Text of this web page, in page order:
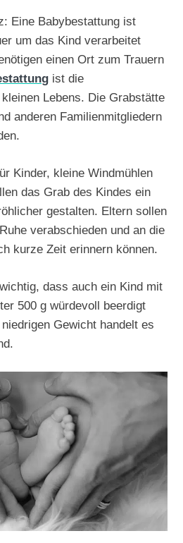
Eine Babybestattung ist
um das Kind verarbeitet
einen Ort zum Trauern
ist die
Lebens. Die Grabstätte
anderen Familienmitgliedern
Kinder, kleine Windmühlen
das Grab des Kindes ein
gestalten. Eltern sollen
verabschieden und an die
kurze Zeit erinnern können.
dass auch ein Kind mit
500 g würdevoll beerdigt
Gewicht handelt es